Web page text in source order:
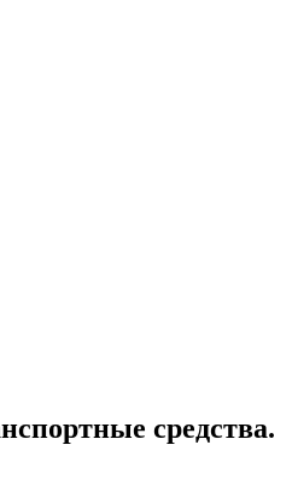
средства.